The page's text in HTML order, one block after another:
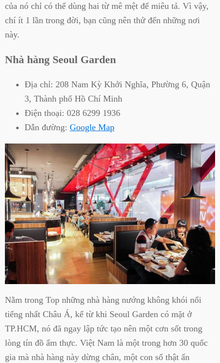
của nó chỉ có thể dùng hai từ mê mệt để miêu tả. Vì vậy,
chí ít 1 lần trong đời, bạn cũng nên thử đến những nơi
này.
Nhà hàng Seoul Garden
Địa chỉ: 208 Nam Kỳ Khởi Nghĩa, Phường 6, Quận
3, Thành phố Hồ Chí Minh
Điện thoại: 028 6299 1936
Dẫn đường: Google Map
Nằm trong Top những nhà hàng nướng không khói nổi
tiếng nhất Châu Á, kể từ khi Seoul Garden có mặt ở
TP.HCM, nó đã ngay lập tức tạo nên một cơn sốt trong
lòng tín đồ ẩm thực. Việt Nam là một trong hơn 30 quốc
gia mà nhà hàng này dừng chân, một con số thật ấn